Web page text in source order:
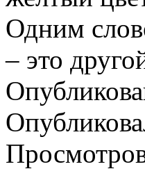
Одним
– это